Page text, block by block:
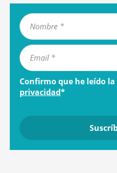
Confirmo que he leído la
privacidad*